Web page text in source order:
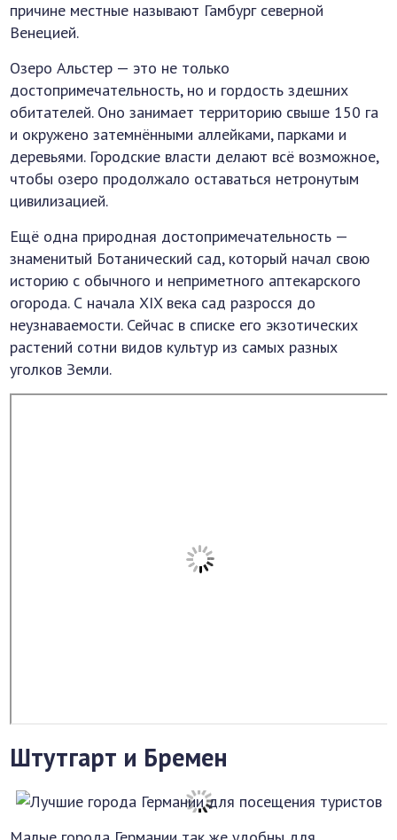
причине местные называют Гамбург северной
Венецией.
Озеро Альстер — это не только
достопримечательность, но и гордость здешних
обитателей. Оно занимает территорию свыше 150 га
и окружено затемнёнными аллейками, парками и
деревьями. Городские власти делают всё возможное,
чтобы озеро продолжало оставаться нетронутым
цивилизацией.
Ещё одна природная достопримечательность —
знаменитый Ботанический сад, который начал свою
историю с обычного и неприметного аптекарского
огорода. С начала XIX века сад разросся до
неузнаваемости. Сейчас в списке его экзотических
растений сотни видов культур из самых разных
уголков Земли.
Штутгарт и Бремен